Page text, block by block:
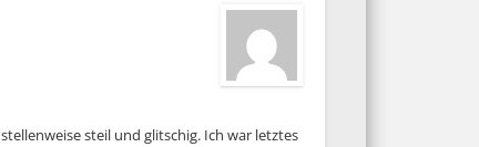
steil und glitschig. Ich war letztes